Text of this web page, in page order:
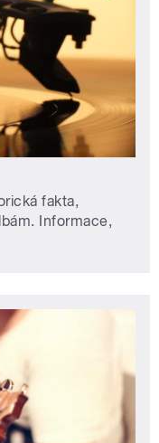
fakta,
Informace,